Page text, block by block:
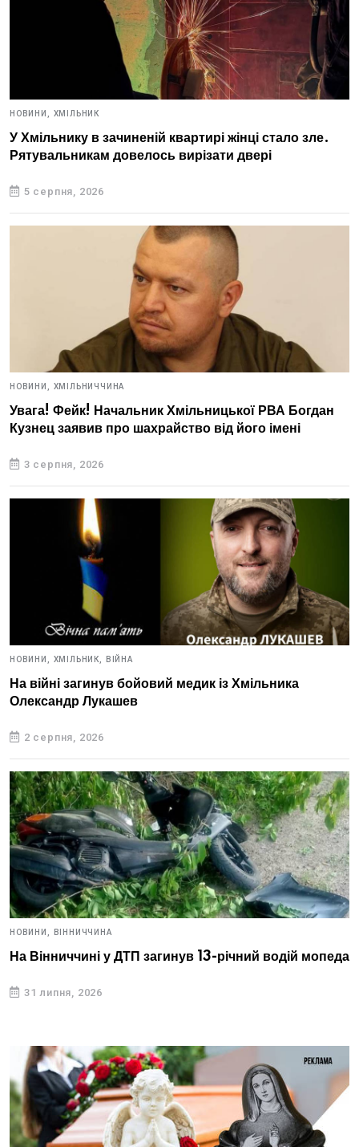
НОВИНИ, ХМІЛЬНИК
У Хмільнику в зачиненій квартирі жінці стало зле.
Рятувальникам довелось вирізати двері
5 серпня, 2026
НОВИНИ, ХМІЛЬНИЧЧИНА
Увага! Фейк! Начальник Хмільницької РВА Богдан
Кузнец заявив про шахрайство від його імені
3 серпня, 2026
НОВИНИ, ХМІЛЬНИК, ВІЙНА
На війні загинув бойовий медик із Хмільника
Олександр Лукашев
2 серпня, 2026
НОВИНИ, ВІННИЧЧИНА
На Вінниччині у ДТП загинув 13-річний водій мопеда
31 липня, 2026